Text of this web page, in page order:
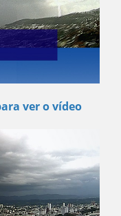
ver o vídeo